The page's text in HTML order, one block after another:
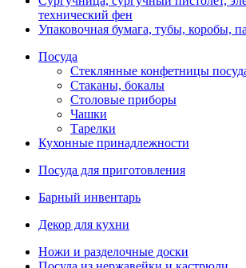
технический фен
Упаковочная бумага, тубы, коробы,
Посуда
Стеклянные конфетницы
Стаканы, бокалы
Столовые приборы
Чашки
Тарелки
Кухонные принадлежности
Посуда для приготовления
Барный инвентарь
Декор для кухни
Ножи и разделочные доски